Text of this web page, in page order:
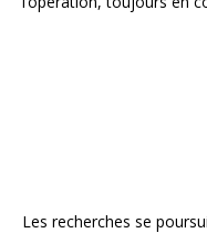
Les recherches se